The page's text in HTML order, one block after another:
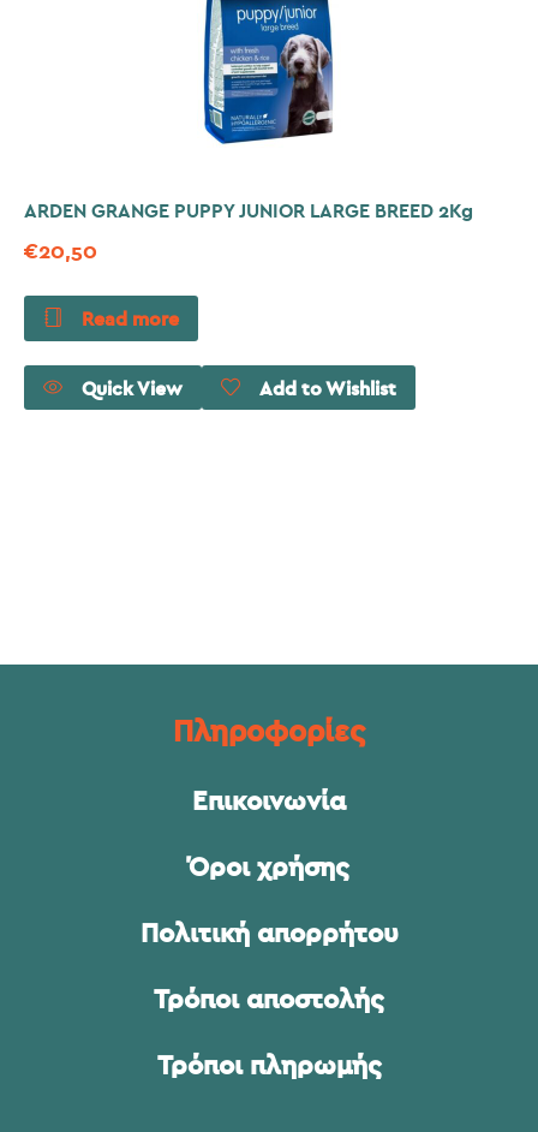
ARDEN GRANGE PUPPY JUNIOR LARGE BREED 2Kg
€20,50
Read more
Quick View Add to Wishlist
Πληροφορίες
Επικοινωνία
Όροι χρήσης
Πολιτική απορρήτου
Τρόποι αποστολής
Τρόποι πληρωμής